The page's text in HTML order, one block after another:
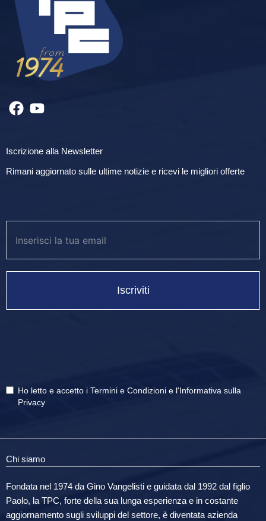
Iscrizione alla Newsletter
Rimani aggiornato sulle ultime notizie e ricevi le migliori offerte
Iscriviti
Ho letto e accetto i Termini e Condizioni e l'Informativa sulla
Privacy
Chi siamo
Fondata nel 1974 da Gino Vangelisti e guidata dal 1992 dal figlio
Paolo, la TPC, forte della sua lunga esperienza e in costante
aggiornamento sugli sviluppi del settore, è diventata azienda